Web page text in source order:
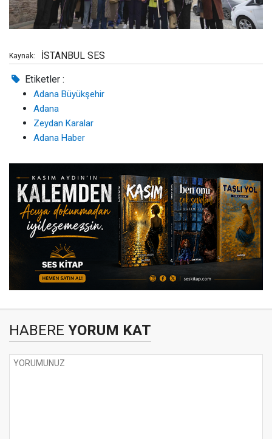
Kaynak: İSTANBUL SES
Etiketler :
Adana Büyükşehir
Adana
Zeydan Karalar
Adana Haber
HABERE YORUM KAT